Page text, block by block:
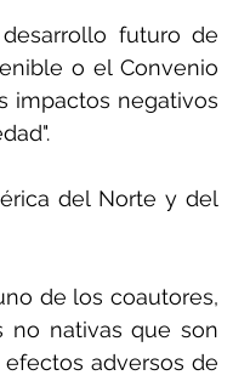
futuro de
o el Convenio
impactos negativos
del Norte y del
de los coautores,
no nativas que son
adversos de